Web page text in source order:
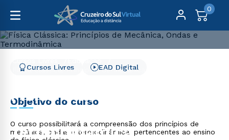
0
Física Clássica: Princípios de Mecânica, Ondas e
Física Clássica: Princípios
de Mecânica, Ondas e
Termodinâmica
Cursos Livres EAD Digital
Objetivo do curso
O curso possibilitará a compreensão dos princípios de
mecânica, ondas e termodinâmica, pertencentes ao ensino